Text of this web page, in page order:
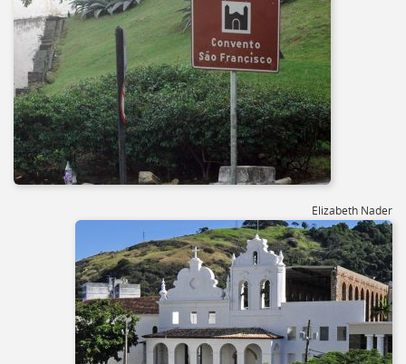
Elizabeth Nader